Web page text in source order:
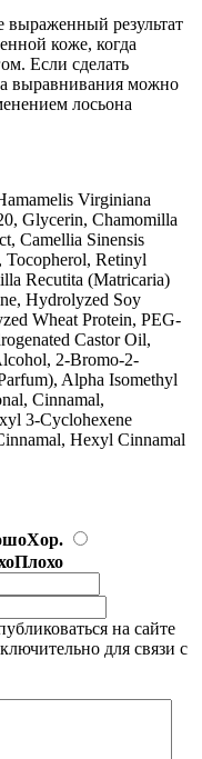
результат
коже, когда
Если сделать
выравнивания можно
лосьона
Virginiana
Glycerin, Chamomilla
Camellia Sinensis
Tocopherol, Retinyl
Recutita (Matricaria)
Hydrolyzed Soy
Wheat Protein, PEG-
Castor Oil,
2-Bromo-2-
Alpha Isomethyl
Cinnamal,
3-Cyclohexene
Hexyl Cinnamal
Хор.
Плохо
на сайте
для связи с